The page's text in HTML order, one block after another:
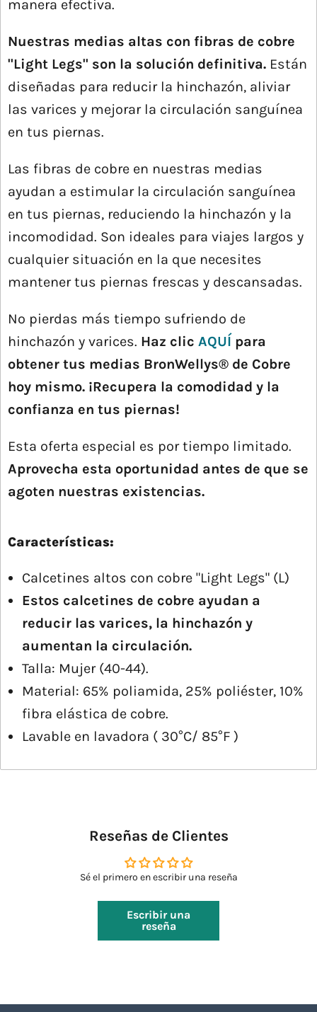
manera efectiva.
Nuestras medias altas con fibras de cobre
"Light Legs" son la solución definitiva. Están
diseñadas para reducir la hinchazón, aliviar
las varices y mejorar la circulación sanguínea
en tus piernas.
Las fibras de cobre en nuestras medias
ayudan a estimular la circulación sanguínea
en tus piernas, reduciendo la hinchazón y la
incomodidad. Son ideales para viajes largos y
cualquier situación en la que necesites
mantener tus piernas frescas y descansadas.
No pierdas más tiempo sufriendo de
hinchazón y varices. Haz clic AQUÍ para
obtener tus medias BronWellys® de Cobre
hoy mismo. ¡Recupera la comodidad y la
confianza en tus piernas!
Esta oferta especial es por tiempo limitado.
Aprovecha esta oportunidad antes de que se
agoten nuestras existencias.
Características:
Calcetines altos con cobre "Light Legs" (L)
Estos calcetines de cobre ayudan a
reducir las varices, la hinchazón y
aumentan la circulación.
Talla: Mujer (40-44).
Material: 65% poliamida, 25% poliéster, 10%
fibra elástica de cobre.
Lavable en lavadora ( 30°C/ 85°F )
Reseñas de Clientes
Sé el primero en escribir una reseña
Escribir una
reseña